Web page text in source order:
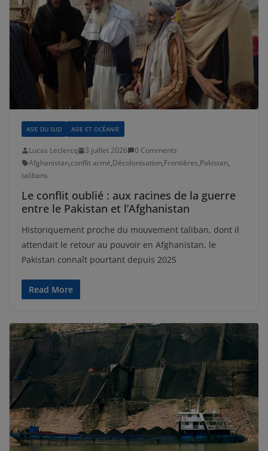
ASIE DU SUD ASIE ET OCÉANIE
Lucas Leclercq 3 juillet 2026
0 Comments
Afghanistan,conflit armé,Décolonisation,Frontières,Pakistan,
talibans
Le conflit oublié : aux racines de la guerre
entre le Pakistan et l’Afghanistan
Historiquement proche du mouvement taliban, dont il
attendait le retour au pouvoir en Afghanistan, le
Pakistan connaît pourtant depuis 2025
Read More